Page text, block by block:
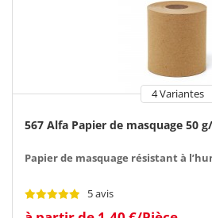
4 Variantes
567 Alfa Papier de masquage 50
Papier de masquage résistant à
5 avis